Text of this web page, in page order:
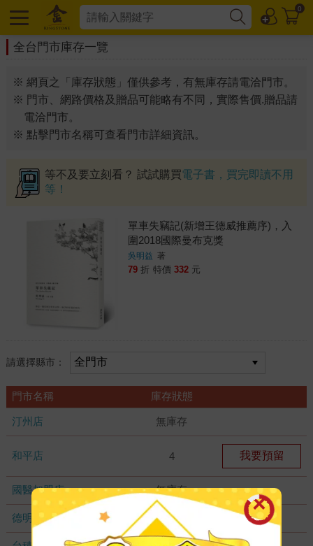
0
全台門市庫存一覽
※ 網頁之「庫存狀態」僅供參考，有無庫存請電洽門市。
※ 門市、網路價格及贈品可能略有不同，實際售價.贈品請
電洽門市。
※ 點擊門市名稱可查看門市詳細資訊。
等不及要立刻看？ 試試購買電子書，買完即讀不用
等！
單車失竊記(新增王德威推薦序)，入
圍2018國際曼布克獎
吳明益 著
79 折 特價 332 元
請選擇縣市：
門市名稱 庫存狀態
汀州店 無庫存
和平店 4 我要預留
國醫加盟店 無庫存
德明加盟店 無庫存